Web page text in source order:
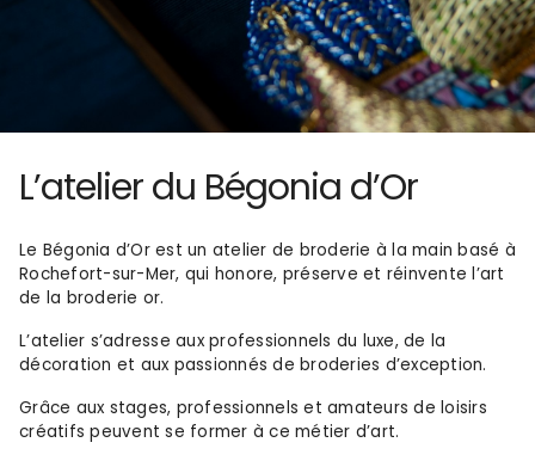
L’atelier du Bégonia d’Or
Le Bégonia d’Or est un atelier de broderie à la main basé à
Rochefort-sur-Mer, qui honore, préserve et réinvente l’art
de la broderie or.
L’atelier s’adresse aux professionnels du luxe, de la
décoration et aux passionnés de broderies d’exception.
Grâce aux stages, professionnels et amateurs de loisirs
créatifs peuvent se former à ce métier d’art.